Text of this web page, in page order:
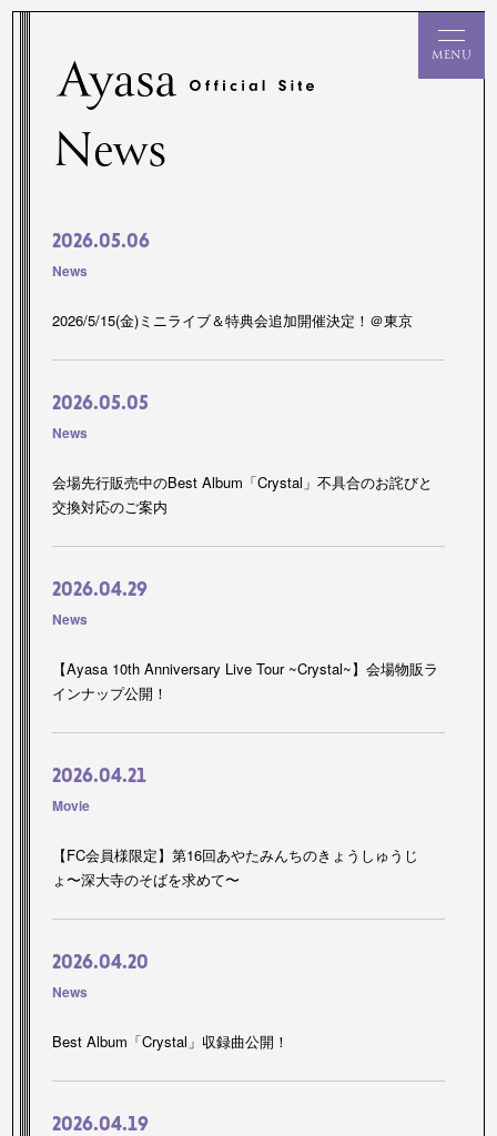
News
2026.05.06
News
2026/5/15(金)ミニライブ＆特典会追加開催決定！＠東京
2026.05.05
News
会場先行販売中のBest Album「Crystal」不具合のお詫びと
交換対応のご案内
2026.04.29
News
【Ayasa 10th Anniversary Live Tour ~Crystal~】会場物販ラ
インナップ公開！
2026.04.21
Movie
【FC会員様限定】第16回あやたみんちのきょうしゅうじ
ょ〜深大寺のそばを求めて〜
2026.04.20
News
Best Album「Crystal」収録曲公開！
2026.04.19